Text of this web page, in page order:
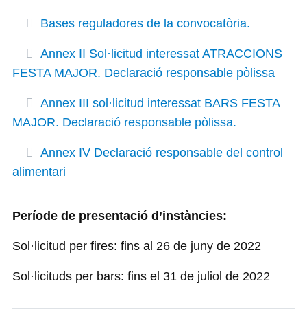
Bases reguladores de la convocatòria.
Annex II Sol·licitud interessat ATRACCIONS
FESTA MAJOR. Declaració responsable pòlissa
Annex III sol·licitud interessat BARS FESTA
MAJOR. Declaració responsable pòlissa.
Annex IV Declaració responsable del control
alimentari
Període de presentació d’instàncies:
Sol·licitud per fires: fins al 26 de juny de 2022
Sol·licituds per bars: fins el 31 de juliol de 2022